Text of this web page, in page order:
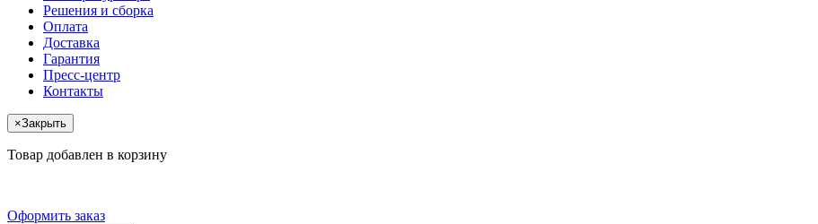
Решения и сборка
Оплата
Доставка
Гарантия
Пресс-центр
Контакты
×Закрыть
Товар добавлен в корзину
Оформить заказ